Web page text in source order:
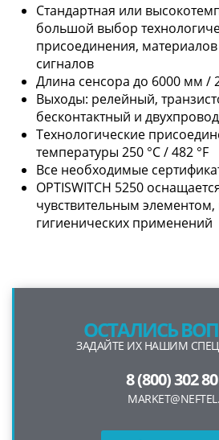
Стандартная или
большой выбор
присоединения,
сигналов
Длина сенсора до 6000 мм /
Выходы: релейный,
бесконтактный и
Технологические
температуры 250 °C / 482 °F
Все необходимые
OPTISWITCH 5250
чувствительным
гигиенических применений
ОСТАЛИСЬ
ЗАДАЙТЕ ИХ НАШИМ
8 (800) 302